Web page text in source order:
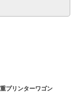
プリンターワゴン